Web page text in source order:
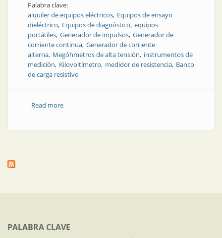
Palabra clave:
alquiler de equipos eléctricos Equipos de ensayo
dieléctrico Equipos de diagnóstico equipos
portátiles Generador de impulsos Generador de
corriente continua Generador de corriente
alterna Megóhmetros de alta tensión instrumentos de
medición Kilovoltímetro medidor de resistencia Banco
de carga resistivo
Read moreabout Alquiler de equipos para pruebas y ensayos
PALABRA CLAVE